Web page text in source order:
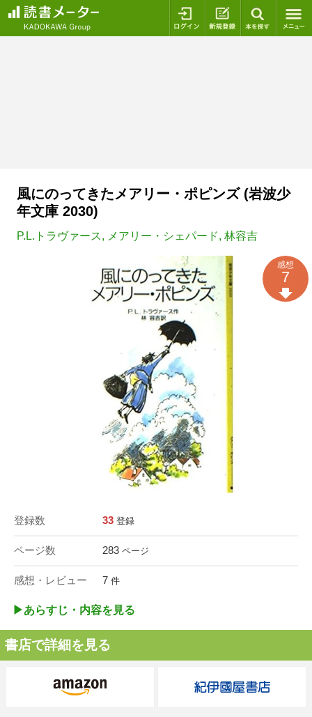
ログイン 新規登録
風にのってきたメアリー・ポピンズ (岩波少
年文庫 2030)
P.L.トラヴァース, メアリー・シェパード, 林容吉
登録数 33 登録
ページ数 283 ページ
感想・レビュー 7 件
感想
7
▶︎あらすじ・内容を見る
書店で詳細を見る